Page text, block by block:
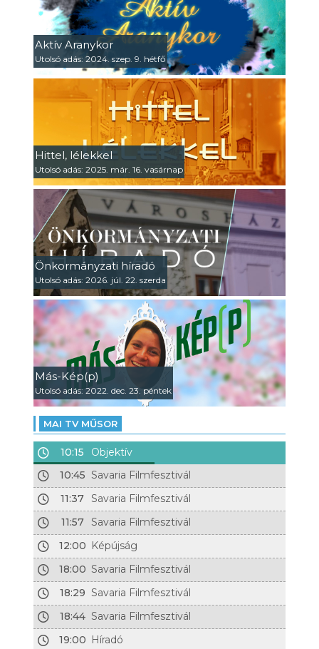
Aktív Aranykor
Utolsó adás: 2024. szep. 9. hétfő
Hittel, lélekkel
Utolsó adás: 2025. már. 16. vasárnap
Önkormányzati híradó
Utolsó adás: 2026. júl. 22. szerda
Más-Kép(p)
Utolsó adás: 2022. dec. 23. péntek
MAI TV MŰSOR
10:15
Objektív
10:45 Savaria Filmfesztivál
11:37 Savaria Filmfesztivál
11:57
Savaria Filmfesztivál
12:00 Képújság
18:00 Savaria Filmfesztivál
18:29 Savaria Filmfesztivál
18:44 Savaria Filmfesztivál
19:00 Híradó